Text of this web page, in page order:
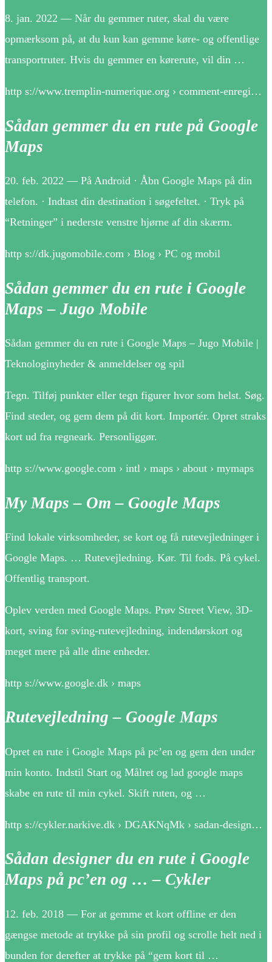
8. jan. 2022 — Når du gemmer ruter, skal du være
opmærksom på, at du kun kan gemme køre- og offentlige
transportruter. Hvis du gemmer en kørerute, vil din …
http s://www.tremplin-numerique.org › comment-enregi…
Sådan gemmer du en rute på Google
Maps
20. feb. 2022 — På Android · Åbn Google Maps på din
telefon. · Indtast din destination i søgefeltet. · Tryk på
“Retninger” i nederste venstre hjørne af din skærm.
http s://dk.jugomobile.com › Blog › PC og mobil
Sådan gemmer du en rute i Google
Maps – Jugo Mobile
Sådan gemmer du en rute i Google Maps – Jugo Mobile |
Teknologinyheder & anmeldelser og spil
Tegn. Tilføj punkter eller tegn figurer hvor som helst. Søg.
Find steder, og gem dem på dit kort. Importér. Opret straks
kort ud fra regneark. Personliggør.
http s://www.google.com › intl › maps › about › mymaps
My Maps – Om – Google Maps
Find lokale virksomheder, se kort og få rutevejledninger i
Google Maps. … Rutevejledning. Kør. Til fods. På cykel.
Offentlig transport.
Oplev verden med Google Maps. Prøv Street View, 3D-
kort, sving for sving-rutevejledning, indendørskort og
meget mere på alle dine enheder.
http s://www.google.dk › maps
Rutevejledning – Google Maps
Opret en rute i Google Maps på pc’en og gem den under
min konto. Indstil Start og Målret og lad google maps
skabe en rute til min cykel. Skift ruten, og …
http s://cykler.narkive.dk › DGAKNqMk › sadan-design…
Sådan designer du en rute i Google
Maps på pc’en og … – Cykler
12. feb. 2018 — For at gemme et kort offline er den
gængse metode at trykke på sin profil og scrolle helt ned i
bunden for derefter at trykke på “gem kort til …